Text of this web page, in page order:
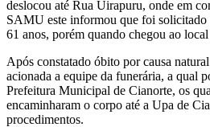
deslocou até Rua Uirapuru, onde em
SAMU este informou que foi solicitado
61 anos, porém quando chegou ao
Após constatado óbito por causa
acionada a equipe da funerária, a qual
Prefeitura Municipal de Cianorte, os
encaminharam o corpo até a Upa de
procedimentos.